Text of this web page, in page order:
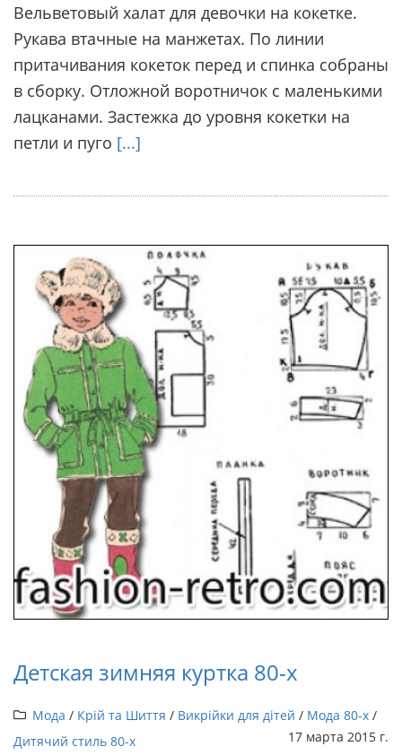
Вельветовый халат для девочки на кокетке.
Рукава втачные на манжетах. По линии
притачивания кокеток перед и спинка собраны
в сборку. Отложной воротничок с маленькими
лацканами. Застежка до уровня кокетки на
петли и пуго [...]
Детская зимняя куртка 80-х
Мода / Крій та Шиття / Викрійки для дітей / Мода 80-х/
Дитячий стиль 80-х
17 марта 2015 г.